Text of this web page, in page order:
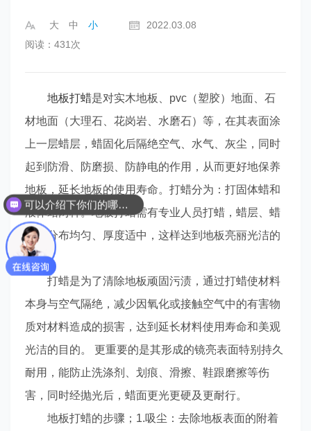
大 中 小
2022.03.08
阅读：431次
地板打蜡是对实木地板、pvc（塑胶）地面、石
材地面（大理石、花岗岩、水磨石）等，在其表面涂
上一层蜡层，蜡固化后隔绝空气、水气、灰尘，同时
起到防滑、防磨损、防静电的作用，从而更好地保养
地板，延长地板的使用寿命。打蜡分为：打固体蜡和
液体蜡两种。地板打蜡需有专业人员打蜡，蜡层、蜡
液要分布均匀、厚度适中，这样达到地板亮丽光洁的
效果。
打蜡是为了清除地板顽固污渍，通过打蜡使材料
本身与空气隔绝，减少因氧化或接触空气中的有害物
质对材料造成的损害，达到延长材料使用寿命和美观
光洁的目的。 更重要的是其形成的镜亮表面特别持久
耐用，能防止洗涤剂、划痕、滑擦、鞋跟磨擦等伤
害，同时经抛光后，蜡面更光更硬及更耐行。
地板打蜡的步骤；1.吸尘：去除地板表面的附着
可以介绍下你们的哪些服务吗？